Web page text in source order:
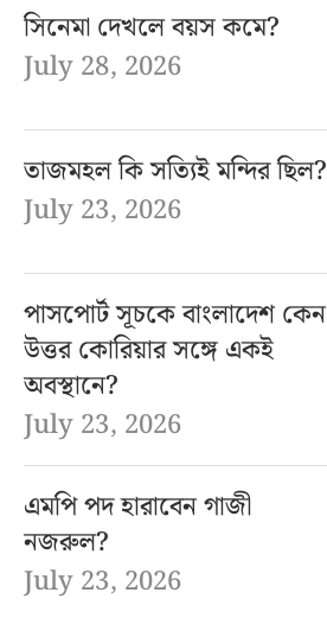
সিনেমা দেখলে বয়স কমে?
July 28, 2026
তাজমহল কি সত্যিই মন্দির ছিল?
July 23, 2026
পাসপোর্ট সূচকে বাংলাদেশ কেন
উত্তর কোরিয়ার সঙ্গে একই
অবস্থানে?
July 23, 2026
এমপি পদ হারাবেন গাজী
নজরুল?
July 23, 2026